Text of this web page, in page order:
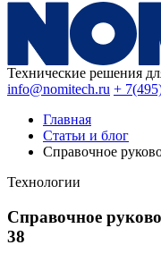
Технические решения
info@nomitech.ru +
Главная
Статьи и блог
Справочное
Технологии
Справочное
38